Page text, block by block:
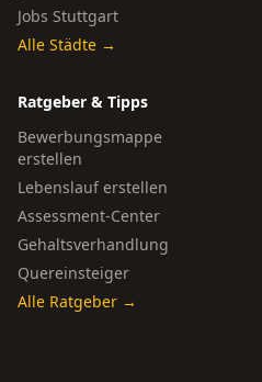
Jobs Stuttgart
Alle Städte →
Ratgeber & Tipps
Bewerbungsmappe
erstellen
Lebenslauf erstellen
Assessment-Center
Gehaltsverhandlung
Quereinsteiger
Alle Ratgeber →